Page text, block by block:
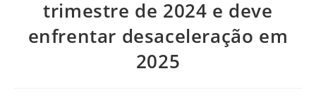
trimestre de 2024 e deve
enfrentar desaceleração em
2025